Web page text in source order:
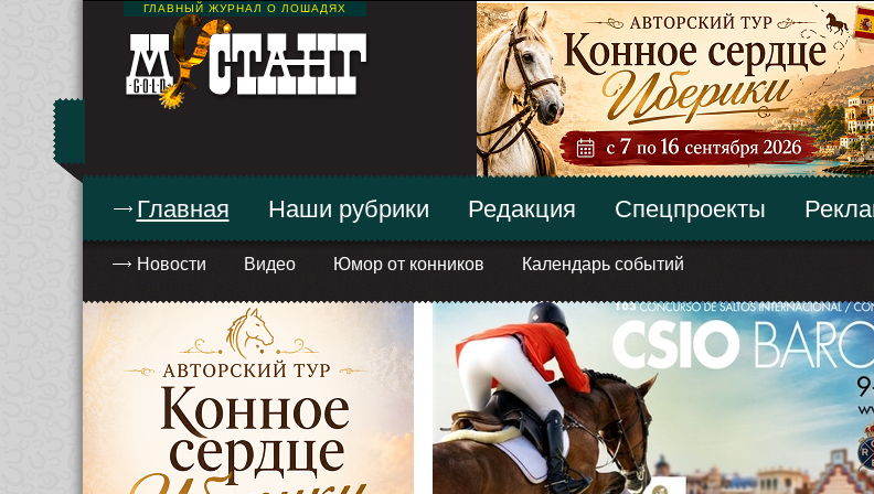
ГЛАВНЫЙ ЖУРНАЛ О ЛОШАДЯХ
Главная
Новости Видео Юмор от конников Календарь событий
Наши рубрики Редакция Спецпроекты